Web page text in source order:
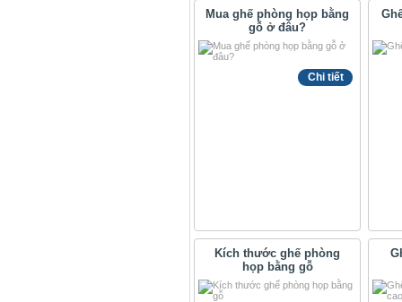
Mua ghế phòng họp bằng
gỗ ở đâu?
Chi tiết
Kích thước ghế phòng
họp bằng gỗ